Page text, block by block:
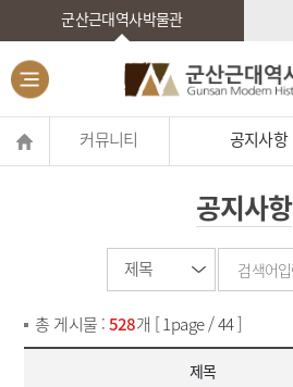
군산근대역사박물관
커뮤니티 공지사항
공지사항
총 게시물 :528개 [ 1page / 44 ]
제목